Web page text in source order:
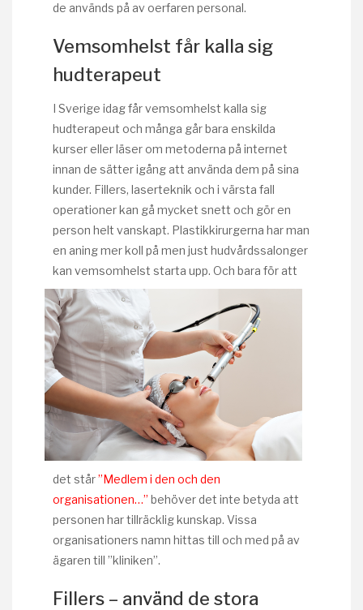
de används på av oerfaren personal.
Vemsomhelst får kalla sig
hudterapeut
I Sverige idag får vemsomhelst kalla sig
hudterapeut och många går bara enskilda
kurser eller läser om metoderna på internet
innan de sätter igång att använda dem på sina
kunder. Fillers, laserteknik och i värsta fall
operationer kan gå mycket snett och gör en
person helt vanskapt. Plastikkirurgerna har man
en aning mer koll på men just hudvårdssalonger
kan vemsomhelst starta upp. Och bara för att
det står”Medlem i den och den
organisationen…” behöver det inte betyda att
personen har tillräcklig kunskap. Vissa
organisationers namn hittas till och med på av
ägaren till ”kliniken”.
Fillers – använd de stora